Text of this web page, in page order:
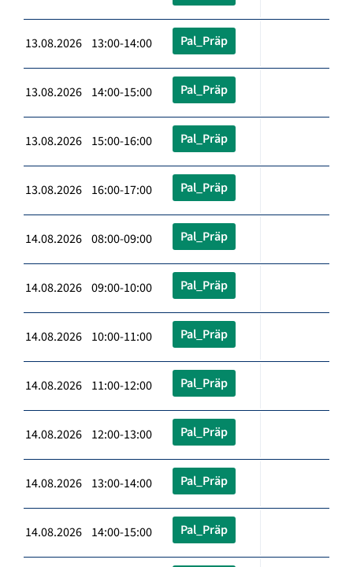
13.08.2026 13:00-14:00 Pal_Präp
13.08.2026 14:00-15:00 Pal_Präp
13.08.2026 15:00-16:00 Pal_Präp
13.08.2026 16:00-17:00 Pal_Präp
14.08.2026 08:00-09:00 Pal_Präp
14.08.2026 09:00-10:00 Pal_Präp
14.08.2026 10:00-11:00 Pal_Präp
14.08.2026 11:00-12:00 Pal_Präp
14.08.2026 12:00-13:00 Pal_Präp
14.08.2026 13:00-14:00 Pal_Präp
14.08.2026 14:00-15:00 Pal_Präp